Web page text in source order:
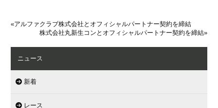
«アルファクラブ株式会社とオフィシャルパートナー契約を締結
株式会社丸新生コンとオフィシャルパートナー契約を締結»
ニュース
新着
レース